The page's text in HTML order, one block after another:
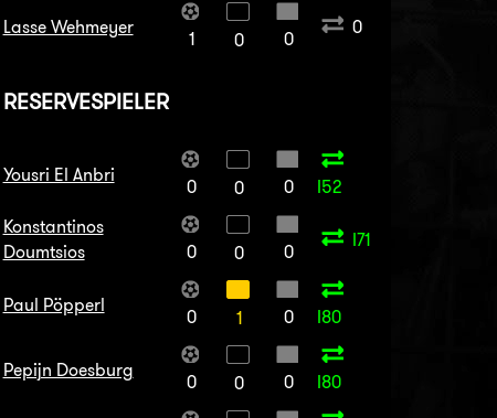
Lasse Wehmeyer
1 0 0
0
RESERVESPIELER
Yousri El Anbri
0 0 0 I52
Konstantinos
Doumtsios
0 0 0
I71
Paul Pöpperl
0 1 0 I80
Pepijn Doesburg
0 0 0 I80